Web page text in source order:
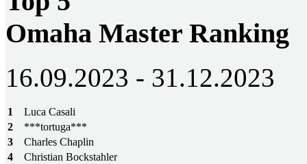
Omaha Master Ranking
16.09.2023 - 31.12.2023
1
Luca Casali
2
***tortuga***
3
Charles Chaplin
4
Christian Bockstahler